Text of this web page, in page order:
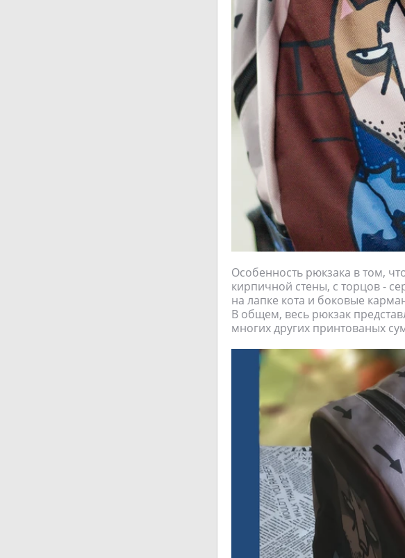
Особенность рюкзака в том,
кирпичной стены, с торцов -
на лапке кота и боковые
В общем, весь рюкзак
многих других принтованых